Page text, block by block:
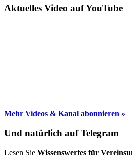
Aktuelles Video auf YouTube
Mehr Videos & Kanal abonnieren »
Und natürlich auf Telegram
Lesen Sie Wissenswertes für